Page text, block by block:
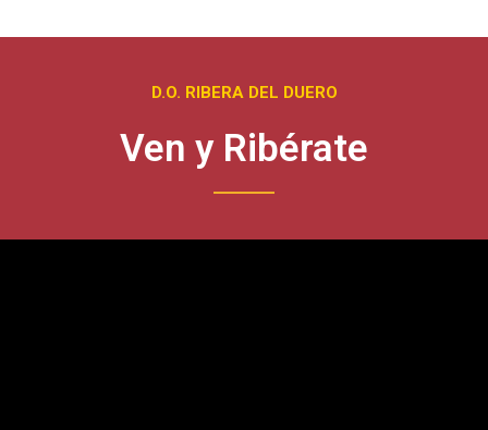
D.O. RIBERA DEL DUERO
Ven y Ribérate